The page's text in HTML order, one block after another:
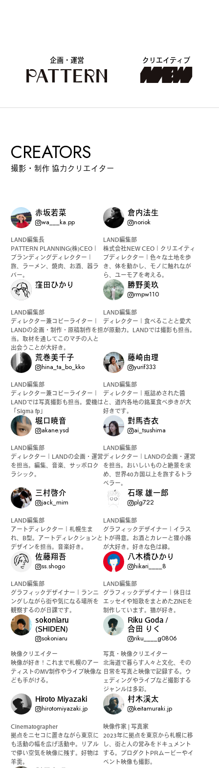
#昼飲み・春飲み
# 今月のアートな時間割
#ボクと麺
職人の手仕事に触れる
#書店巡り
やっぱり○○が好き
イベント
#ショッピング
FOLLOW US
公式SNSはこちら
Instagra
Threads
企画・運営 クリエイティブ
CREATORS
撮影・制作 協力クリエイター
赤坂若菜
wa___ka.pp
LAND編集長
PATTERN PLANNING(株)CEO｜
ブランディングディレクター｜
旅、ラーメン、焼肉、お酒、器ラ
バー。
倉内法生
noriok
LAND編集部
株式会社NEW CEO｜クリエイティ
ブディレクター｜色々な土地を歩
き、体を動かし、モノに触れなが
ら、ユーモアを考える。
窪田ひかり
LAND編集部
ディレクター兼コピーライター｜
LANDの企画・制作・原稿制作を担
当。取材を通してこのマチの人と
出会うことが大好き。
勝野美玖
rmpw110
LAND編集部
ディレクター｜食べることと愛犬
が原動力。LANDでは撮影も担当。
荒巻美千子
hina_ta_bo_kko
LAND編集部
ディレクター兼コピーライター｜
LANDでは写真撮影も担当。愛機は
「Sigma fp」
藤崎由理
yurif333
LAND編集部
ディレクター｜瓶詰めされた醬
と、道内各地の銘菓食べ歩きが大
好きです。
堀口暁音
akane.ysd
LAND編集部
ディレクター｜LANDの企画・運営
を担当。編集、音楽、サッポロク
ラシック。
對馬杏衣
ai_tsushima
LAND編集部
ディレクター｜LANDの企画・運営
を担当。おいしいものと絶景を求
め、世界40カ国以上を旅するトラ
ベラー。
三村啓介
jack_mim
LAND編集部
アートディレクター｜札幌生ま
れ、B型。アートディレクションと
デザインを担当。音楽好き。
石塚 雄一郎
plg722
LAND編集部
グラフィックデザイナー｜イラス
トが得意。お酒とカレーと狸小路
が大好き。好きな色は緑。
佐藤翔吾
ss.shogo
LAND編集部
グラフィックデザイナー｜ランニ
ングしながら街や気になる場所を
観察するのが日課です。
八木橋ひかり
hikari____8
LAND編集部
グラフィックデザイナー｜休日は
エッセイや短歌をまとめたZINEを
制作しています。猫が好き。
sokoniaru
(SHIDEN)
sokoniaru
映像クリエイター
映像が好き！これまで札幌のアー
ティストのMV制作やライブ映像な
ども手がける。
Riku Goda /
合田 りく
riku____g0806
写真・映像クリエイター
北海道で暮らす人々と文化、その
日常を写真と映像で記録する。ウ
ェディングやライブなど撮影する
ジャンルは多彩。
Hiroto Miyazaki
hirotomiyazaki.jp
Cinematographer
拠点をニセコに置きながら東京に
も活動の幅を広げ活動中。リアル
で儚い空気を映像に残す。好物は
羊羹。
村木渓太
keitamuraki.jp
映像作家 | 写真家
2023年に拠点を東京から札幌に移
し、街と人の営みをドキュメント
する。プロダクトPRムービーやイ
ベント映像も撮影。